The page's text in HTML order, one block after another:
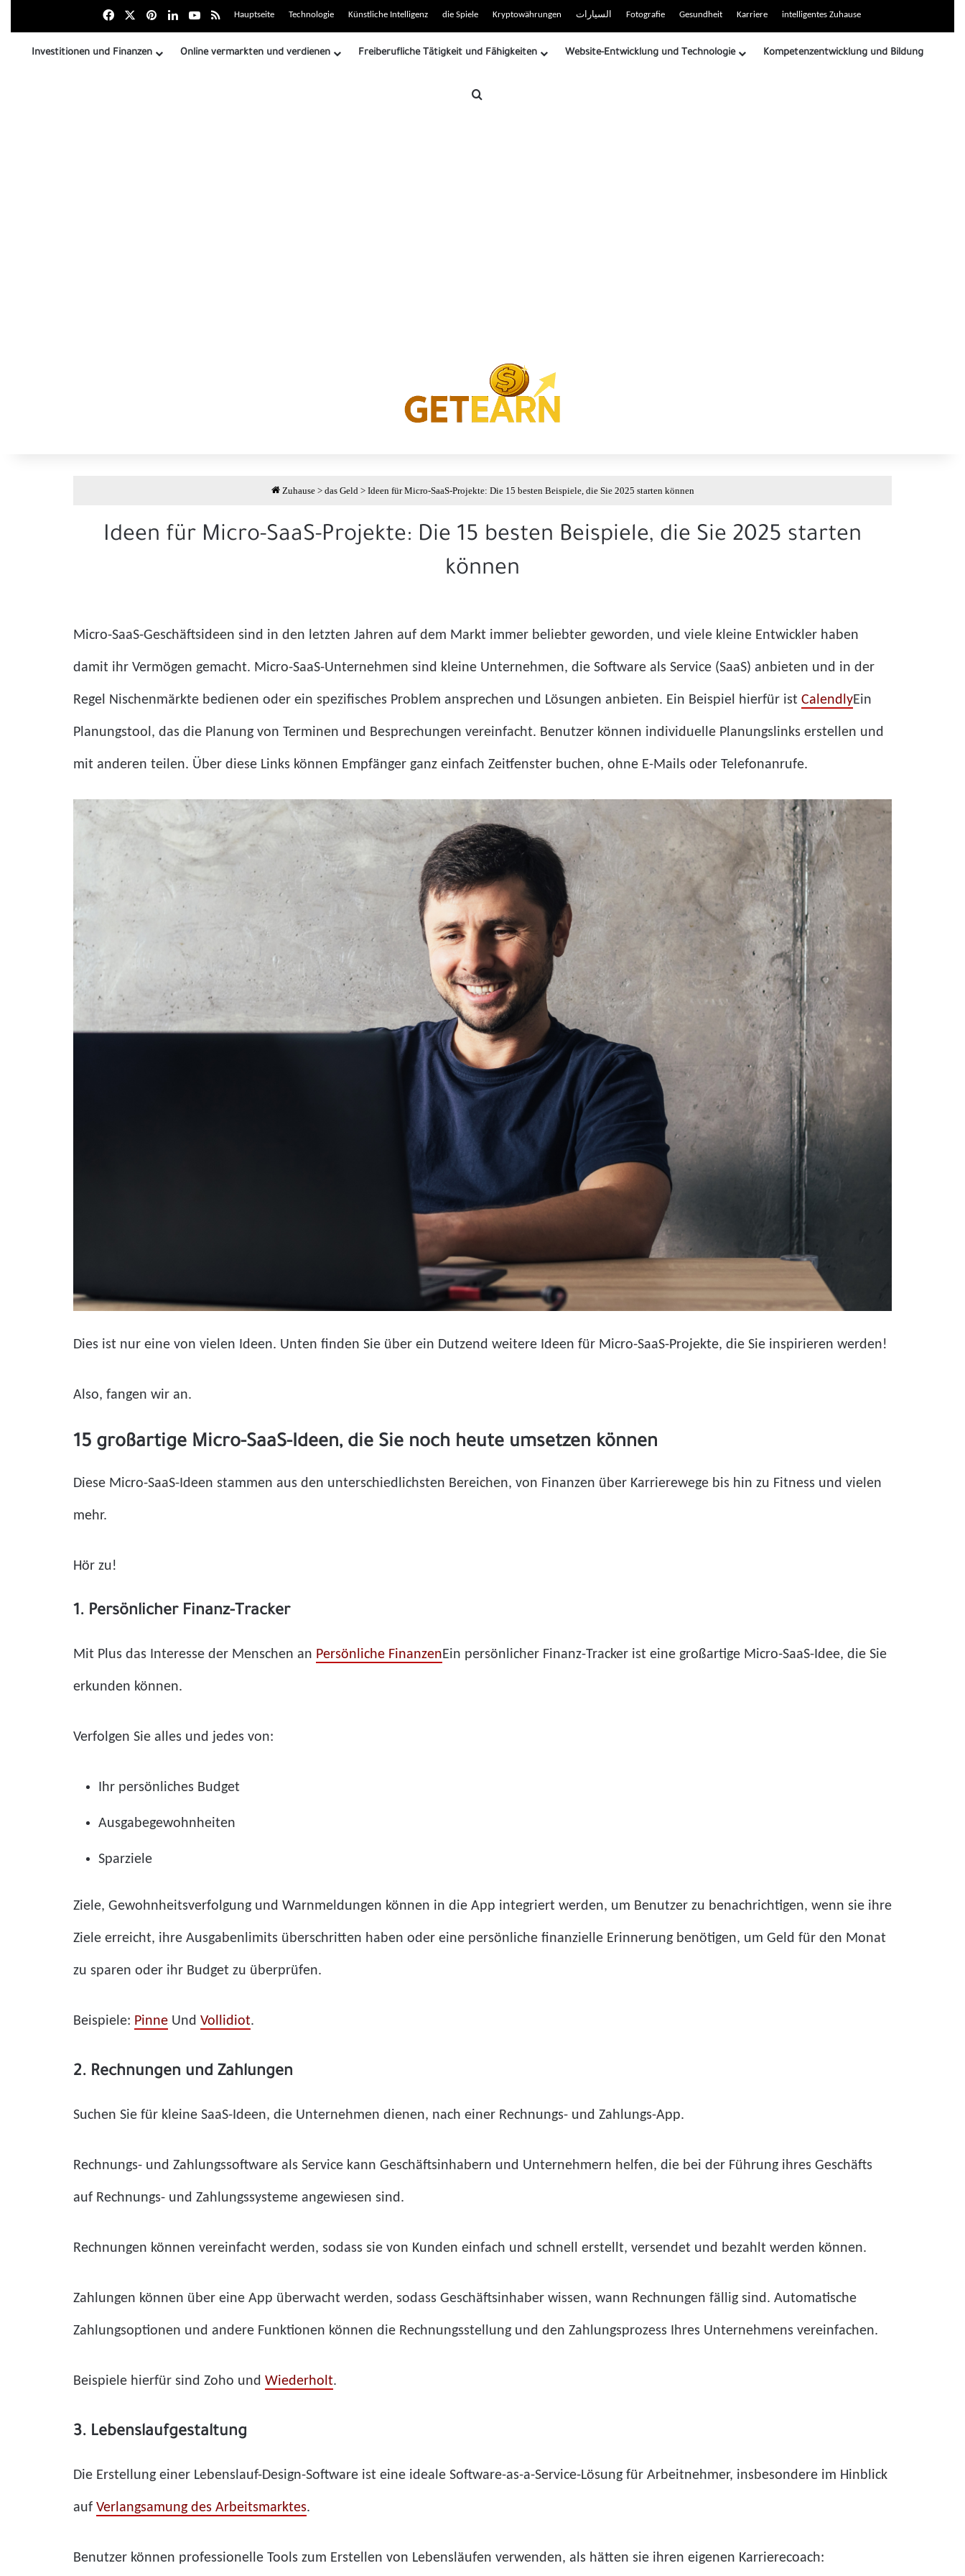
Facebookبينتيريست
LinkedInYoutubeZusammenfassung der RSS-Site
Hauptseite Technologie Künstliche Intelligenz die Spiele Kryptowährungen السيارات Fotografie Gesundheit Karriere intelligentes Zuhause
Investitionen und Finanzen Online vermarkten und verdienen Freiberufliche Tätigkeit und Fähigkeiten Website-Entwicklung und Technologie Kompetenzentwicklung und Bildung
Zuhause > das Geld > Ideen für Micro-SaaS-Projekte: Die 15 besten Beispiele, die Sie 2025 starten können
Ideen für Micro-SaaS-Projekte: Die 15 besten Beispiele, die Sie 2025 starten
können
Micro-SaaS-Geschäftsideen sind in den letzten Jahren auf dem Markt immer beliebter geworden, und viele kleine Entwickler haben
damit ihr Vermögen gemacht. Micro-SaaS-Unternehmen sind kleine Unternehmen, die Software als Service (SaaS) anbieten und in der
Regel Nischenmärkte bedienen oder ein spezifisches Problem ansprechen und Lösungen anbieten. Ein Beispiel hierfür ist CalendlyEin
Planungstool, das die Planung von Terminen und Besprechungen vereinfacht. Benutzer können individuelle Planungslinks erstellen und
mit anderen teilen. Über diese Links können Empfänger ganz einfach Zeitfenster buchen, ohne E-Mails oder Telefonanrufe.
Dies ist nur eine von vielen Ideen. Unten finden Sie über ein Dutzend weitere Ideen für Micro-SaaS-Projekte, die Sie inspirieren werden!
Also, fangen wir an.
15 großartige Micro-SaaS-Ideen, die Sie noch heute umsetzen können
Diese Micro-SaaS-Ideen stammen aus den unterschiedlichsten Bereichen, von Finanzen über Karrierewege bis hin zu Fitness und vielen
mehr.
Hör zu!
1. Persönlicher Finanz-Tracker
Mit Plus das Interesse der Menschen an Persönliche FinanzenEin persönlicher Finanz-Tracker ist eine großartige Micro-SaaS-Idee, die Sie
erkunden können.
Verfolgen Sie alles und jedes von:
Ihr persönliches Budget
Ausgabegewohnheiten
Sparziele
Ziele, Gewohnheitsverfolgung und Warnmeldungen können in die App integriert werden, um Benutzer zu benachrichtigen, wenn sie ihre
Ziele erreicht, ihre Ausgabenlimits überschritten haben oder eine persönliche finanzielle Erinnerung benötigen, um Geld für den Monat
zu sparen oder ihr Budget zu überprüfen.
Beispiele: Pinne Und Vollidiot.
2. Rechnungen und Zahlungen
Suchen Sie für kleine SaaS-Ideen, die Unternehmen dienen, nach einer Rechnungs- und Zahlungs-App.
Rechnungs- und Zahlungssoftware als Service kann Geschäftsinhabern und Unternehmern helfen, die bei der Führung ihres Geschäfts
auf Rechnungs- und Zahlungssysteme angewiesen sind.
Rechnungen können vereinfacht werden, sodass sie von Kunden einfach und schnell erstellt, versendet und bezahlt werden können.
Zahlungen können über eine App überwacht werden, sodass Geschäftsinhaber wissen, wann Rechnungen fällig sind. Automatische
Zahlungsoptionen und andere Funktionen können die Rechnungsstellung und den Zahlungsprozess Ihres Unternehmens vereinfachen.
Beispiele hierfür sind Zoho und Wiederholt.
3. Lebenslaufgestaltung
Die Erstellung einer Lebenslauf-Design-Software ist eine ideale Software-as-a-Service-Lösung für Arbeitnehmer, insbesondere im Hinblick
auf Verlangsamung des Arbeitsmarktes.
Benutzer können professionelle Tools zum Erstellen von Lebensläufen verwenden, als hätten sie ihren eigenen Karrierecoach: